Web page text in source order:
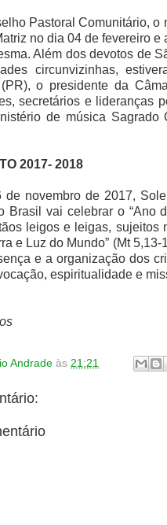
Pastoral Comunitário,
no dia 04 de fevereiro
Além dos devotos de
circunvizinhas,
(PR), o presidente da
secretários e lideranças
de música Sagrado
2017- 2018
de novembro de 2017,
Brasil vai celebrar o “Ano
leigos e leigas, sujeitos
e Luz do Mundo” (Mt
e a organização dos
espiritualidade e
Andrade às 21:21